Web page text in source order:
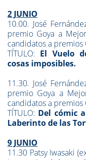
2 JUNIO
10.00. José
premio Goya a
candidatos a premios
TÍTULO: El Vuelo
cosas imposibles.
11.30. José
premio Goya a
candidatos a premios
TÍTULO: Del cómic
Laberinto de las
9 JUNIO
11.30 Patsy Iwasaki